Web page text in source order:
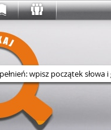
Wyszukaj w serwisie